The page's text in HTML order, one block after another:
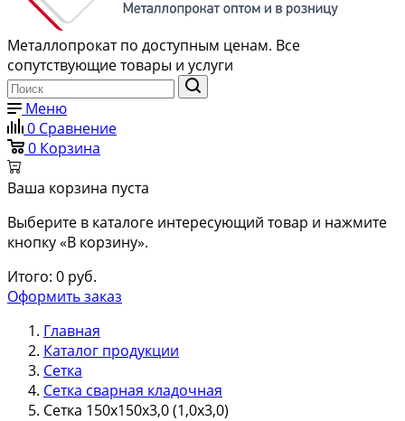
Металлопрокат по доступным ценам. Все
сопутствующие товары и услуги
Меню
0 Сравнение
0 Корзина
Ваша корзина пуста
Выберите в каталоге интересующий товар и нажмите
кнопку «В корзину».
Итого: 0 руб.
Оформить заказ
Главная
Каталог продукции
Сетка
Сетка сварная кладочная
Сетка 150х150х3,0 (1,0х3,0)